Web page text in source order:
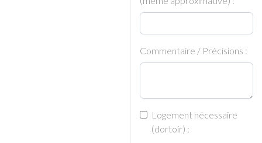
Commentaire / Précisions :
Logement nécessaire
(dortoir) :